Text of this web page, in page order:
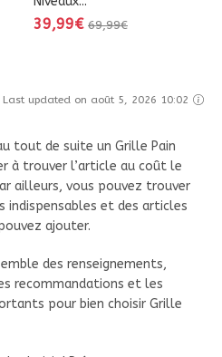
39,99€ 69,99€
Last updated on août 5, 2026 10:02
tout de suite un Grille Pain
à trouver l’article au coût le
ailleurs, vous pouvez trouver
et des articles
ajouter.
des renseignements,
recommandations et les
pour bien choisir Grille